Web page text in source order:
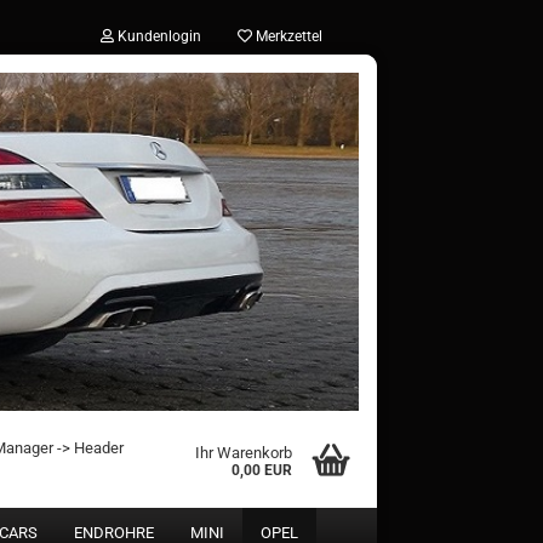
Kundenlogin Merkzettel
-> Header
Ihr Warenkorb
0,00 EUR
ENDROHRE MINI OPEL